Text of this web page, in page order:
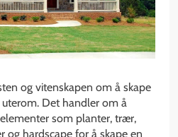
og vitenskapen om å skape
Det handler om å
som planter, trær,
og hardscape for å skape en